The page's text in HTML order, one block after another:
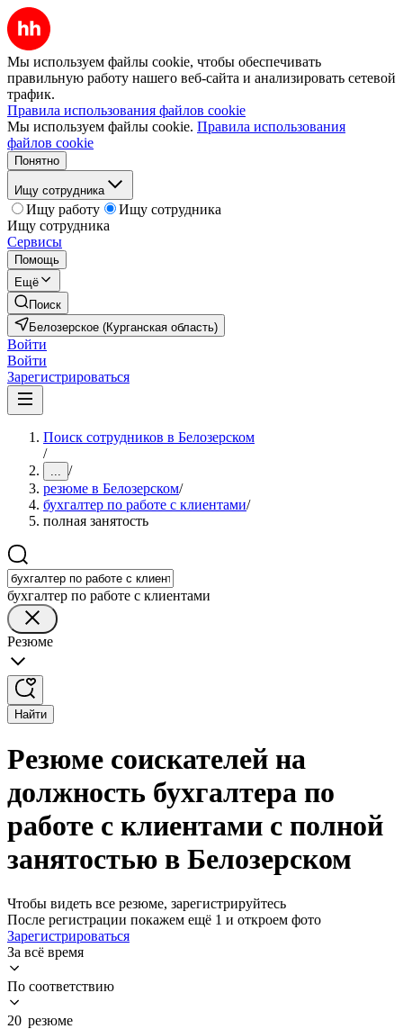
Мы используем файлы cookie, чтобы обеспечивать
правильную работу нашего веб-сайта и анализировать сетевой
трафик.
Правила использования файлов cookie
Мы используем файлы cookie. Правила использования
файлов cookie
Понятно
Ищу сотрудника
Ищу работу
Ищу сотрудника
Ищу сотрудника
Сервисы
Помощь
Ещё
Поиск
Белозерское (Курганская область)
Войти
Войти
Зарегистрироваться
Поиск сотрудников в Белозерском
/
... /
резюме в Белозерском/
бухгалтер по работе с клиентами/
полная занятость
бухгалтер по работе с клиентами
Резюме
Найти
Резюме соискателей на
должность бухгалтера по
работе с клиентами с полной
занятостью в Белозерском
Чтобы видеть все резюме, зарегистрируйтесь
После регистрации покажем ещё 1 и откроем фото
Зарегистрироваться
За всё время
По соответствию
20 резюме